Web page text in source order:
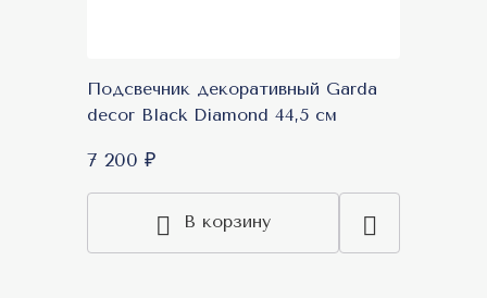
Подсвечник декоративный Garda
decor Black Diamond 44,5 см
7 200 ₽
В корзину